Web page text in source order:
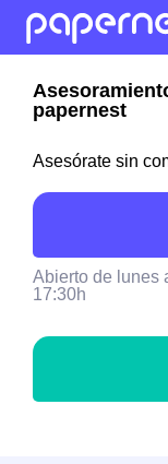
papernest
Asesórate sin
Abierto de lunes
17:30h